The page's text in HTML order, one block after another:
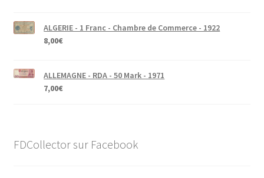
ALGERIE - 1 Franc - Chambre de Commerce - 1922
8,00€
ALLEMAGNE - RDA - 50 Mark - 1971
7,00€
FDCollector sur Facebook